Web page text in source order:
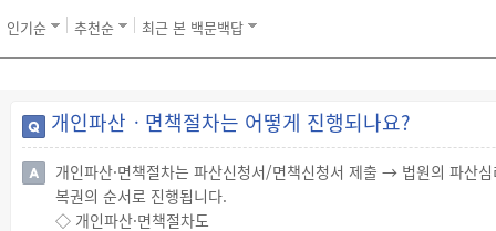
인기순 추천순 최근 본 백문백답
개인파산ㆍ면책절차는 어떻게 진행되나요?
개인파산·면책절차는 파산신청서/면책신청서 제출 → 법원의 파
복권의 순서로 진행됩니다.
◇ 개인파산·면책절차도